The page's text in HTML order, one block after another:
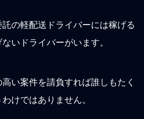
の軽配送ドライバーには稼げる
いドライバーがいます。
い案件を請負すれば誰しもたく
けではありません。